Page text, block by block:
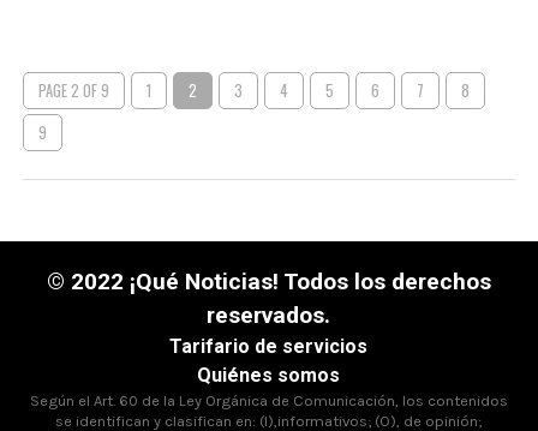
PAGE 2 OF 9 1 2 3 4 5 6 7
8
9
© 2022 ¡Qué Noticias! Todos los derechos
reservados.
Tarifario de servicios
Quiénes somos
Según el Art. 60 de la Ley Orgánica de Comunicación, los contenidos
se identifican y clasifican en: (I),informativos; (O), de opinión;